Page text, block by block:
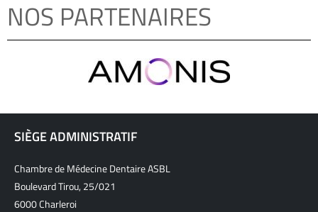
NOS PARTENAIRES
SIÈGE ADMINISTRATIF
Chambre de Médecine Dentaire ASBL
Boulevard Tirou, 25/021
6000 Charleroi